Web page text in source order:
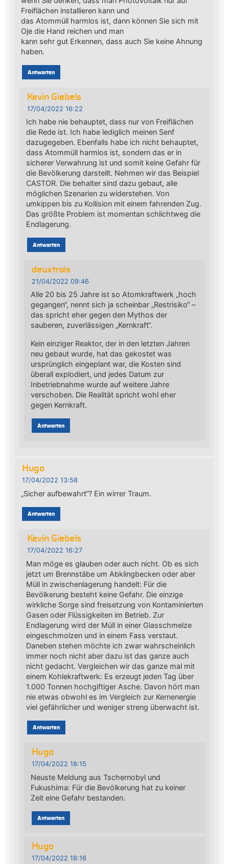
Freiflächen installieren kann und
das Atommüll harmlos ist, dann können Sie sich mit
Oje die Hand reichen und man
kann sehr gut Erkennen, dass auch Sie keine Ahnung
haben.
Antworten
Kevin Giebels
17/04/2022 16:22
Ich habe nie behauptet, dass nur von Freiflächen
die Rede ist. Ich habe lediglich meinen Senf
dazugegeben. Ebenfalls habe ich nicht behauptet,
dass Atommüll harmlos ist, sondern das er in
sicherer Verwahrung ist und somit keine Gefahr für
die Bevölkerung darstellt. Nehmen wir das Beispiel
CASTOR. Die behalter sind dazu gebaut, alle
möglichen Szenarien zu widerstehen. Von
umkippen bis zu Kollision mit einem fahrenden Zug.
Das größte Problem ist momentan schlichtweg die
Endlagerung.
Antworten
deuxtrois
21/04/2022 09:46
Alle 20 bis 25 Jahre ist so Atomkraftwerk „hoch
gegangen“, nennt sich ja scheinbar „Restrisiko“ –
das spricht eher gegen den Mythos der
sauberen, zuverlässigen „Kernkraft“.
Kein einziger Reaktor, der in den letzten Jahren
neu gebaut wurde, hat das gekostet was
ursprünglich eingeplant war, die Kosten sind
überall explodiert, und jedes Datum zur
Inbetriebnahme wurde auf weitere Jahre
verschoben. Die Realität spricht wohl eher
gegen Kernkraft.
Antworten
Hugo
17/04/2022 13:58
„Sicher aufbewahrt“? Ein wirrer Traum.
Antworten
Kevin Giebels
17/04/2022 16:27
Man möge es glauben oder auch nicht. Ob es sich
jetzt um Brennstäbe um Abklingbecken oder aber
Müll in zwischenlagerung handelt: Für die
Bevölkerung besteht keine Gefahr. Die einzige
wirkliche Sorge sind freisetzung von Kontaminierten
Gasen oder Flüssigkeiten im Betrieb. Zur
Endlagerung wird der Müll in einer Glasschmelze
eingeschmolzen und in einem Fass verstaut.
Daneben stehen möchte ich zwar wahrscheinlich
immer noch nicht aber dazu ist das ganze auch
nicht gedacht. Vergleichen wir das ganze mal mit
einem Kohlekraftwerk: Es erzeugt jeden Tag über
1.000 Tonnen hochgiftiger Asche. Davon hört man
nie etwas obwohl es im Vergleich zur Kernenergie
viel gefährlicher und weniger streng überwacht ist.
Antworten
Hugo
17/04/2022 18:15
Neuste Meldung aus Tschernobyl und
Fukushima: Für die Bevölkerung hat zu keiner
Zeit eine Gefahr bestanden.
Antworten
Hugo
17/04/2022 18:16